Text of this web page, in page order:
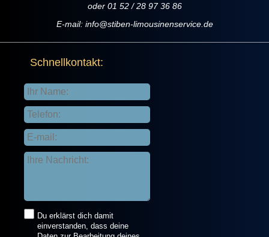
oder 01 52 / 28 97 36 86
E-mail: info@stiben-limousinenservice.de
Schnellkontakt:
Du erklärst dich damit
einverstanden, dass deine